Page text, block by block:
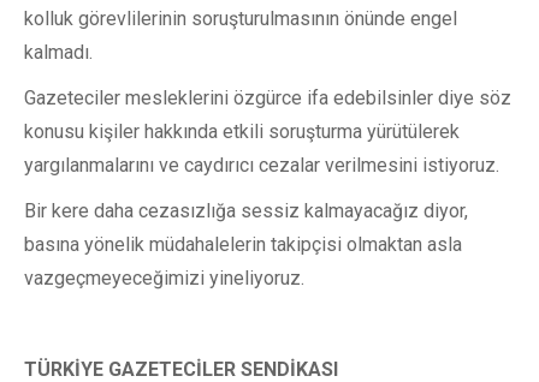
kolluk görevlilerinin soruşturulmasının önünde engel
kalmadı.
Gazeteciler mesleklerini özgürce ifa edebilsinler diye söz
konusu kişiler hakkında etkili soruşturma yürütülerek
yargılanmalarını ve caydırıcı cezalar verilmesini istiyoruz.
Bir kere daha cezasızlığa sessiz kalmayacağız diyor,
basına yönelik müdahalelerin takipçisi olmaktan asla
vazgeçmeyeceğimizi yineliyoruz.
TÜRKİYE GAZETECİLER SENDİKASI